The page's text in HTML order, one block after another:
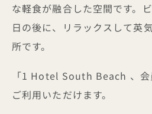
な軽食が融合した空間です。
日の後に、リラックスして英
所です。
「1 Hotel South Beach 、会
ご利用いただけます。